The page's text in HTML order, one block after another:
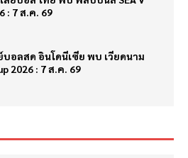
: 7 ส.ค. 69
บอลสด อินโดนีเซีย พบ เวียดนาม
2026 : 7 ส.ค. 69